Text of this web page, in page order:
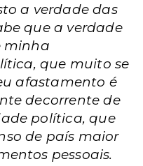
a verdade das
que a verdade
minha
que muito se
afastamento é
decorrente de
política, que
de país maior
pessoais.